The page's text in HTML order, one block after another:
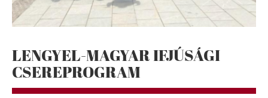
LENGYEL-MAGYAR IFJÚSÁGI
CSEREPROGRAM